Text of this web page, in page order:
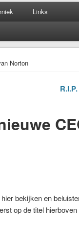
Links
Norton
bekijken en
op de titel